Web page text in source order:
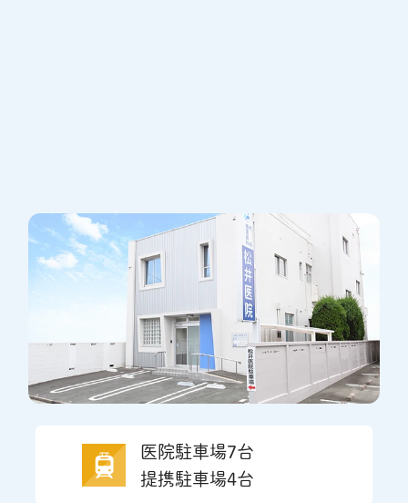
医院駐車場7台
提携駐車場4台